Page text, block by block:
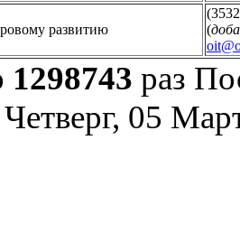
развитию
(
1298743 раз
05